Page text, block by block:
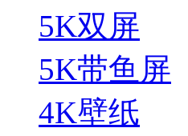
5K双屏
5K带鱼屏
4K壁纸